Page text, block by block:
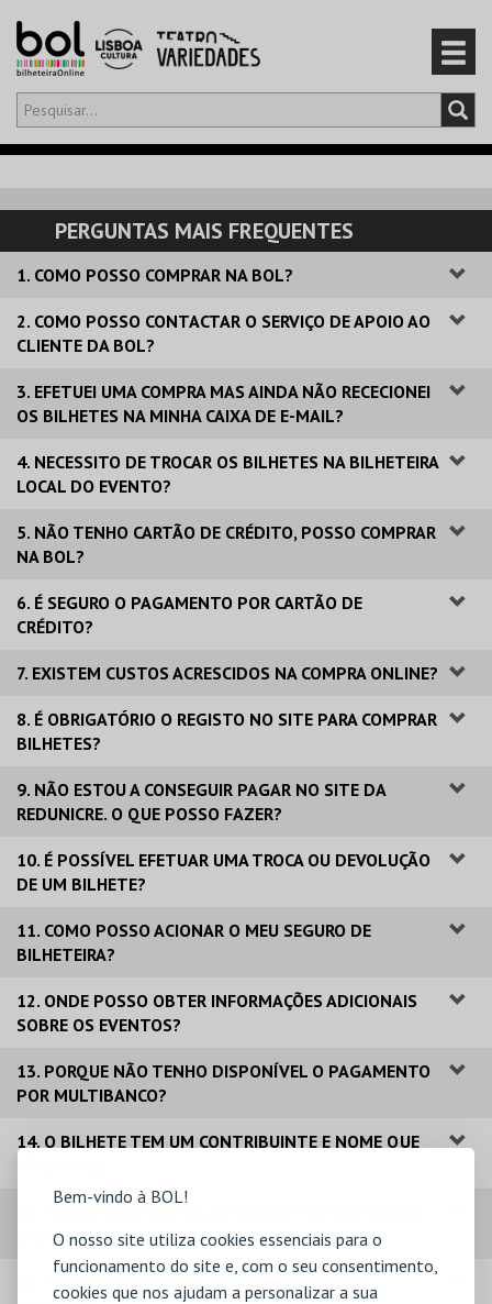
Bem-vindo à BOL!
O nosso site utiliza cookies essenciais para o
funcionamento do site e, com o seu consentimento,
cookies que nos ajudam a personalizar a sua
Olá,iniciar sessão
CARRINHO
EVENTOS
CARTÕES
PERGUNTAS MAIS FREQUENTES
1. COMO POSSO COMPRAR NA BOL?
2. COMO POSSO CONTACTAR O SERVIÇO DE APOIO AO
CLIENTE DA BOL?
3. EFETUEI UMA COMPRA MAS AINDA NÃO RECECIONEI
OS BILHETES NA MINHA CAIXA DE E-MAIL?
4. NECESSITO DE TROCAR OS BILHETES NA BILHETEIRA
LOCAL DO EVENTO?
5. NÃO TENHO CARTÃO DE CRÉDITO, POSSO COMPRAR
NA BOL?
6. É SEGURO O PAGAMENTO POR CARTÃO DE
CRÉDITO?
7. EXISTEM CUSTOS ACRESCIDOS NA COMPRA ONLINE?
8. É OBRIGATÓRIO O REGISTO NO SITE PARA COMPRAR
BILHETES?
9. NÃO ESTOU A CONSEGUIR PAGAR NO SITE DA
REDUNICRE. O QUE POSSO FAZER?
10. É POSSÍVEL EFETUAR UMA TROCA OU DEVOLUÇÃO
DE UM BILHETE?
11. COMO POSSO ACIONAR O MEU SEGURO DE
BILHETEIRA?
12. ONDE POSSO OBTER INFORMAÇÕES ADICIONAIS
SOBRE OS EVENTOS?
13. PORQUE NÃO TENHO DISPONÍVEL O PAGAMENTO
POR MULTIBANCO?
14. O BILHETE TEM UM CONTRIBUINTE E NOME QUE
EVENTO?
16. POSSO COMPRAR BILHETES PARA VÁRIOS